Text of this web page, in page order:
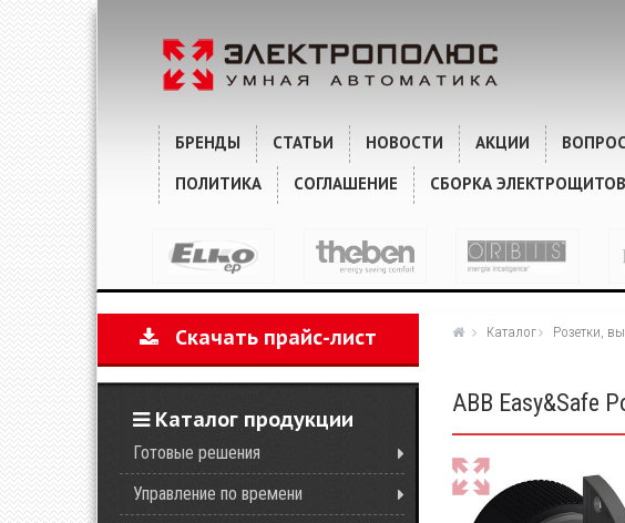
БРЕНДЫ СТАТЬИ НОВОСТИ АКЦИИ
ПОЛИТИКА
СОГЛАШЕНИЕ СБОРКА ЭЛЕКТРОЩИТОВ
Скачать прайс-лист
Каталог продукции
Готовые решения
Управление по времени
Каталог Розетки,
ABB Easy&Safe